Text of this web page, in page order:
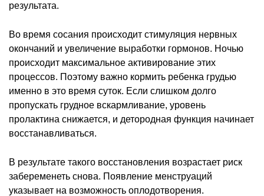
результата.
Во время сосания происходит стимуляция нервных
окончаний и увеличение выработки гормонов. Ночью
происходит максимальное активирование этих
процессов. Поэтому важно кормить ребенка грудью
именно в это время суток. Если слишком долго
пропускать грудное вскармливание, уровень
пролактина снижается, и детородная функция начинает
восстанавливаться.
В результате такого восстановления возрастает риск
забеременеть снова. Появление менструаций
указывает на возможность оплодотворения.